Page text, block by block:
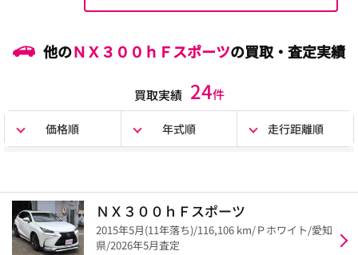
他のＮＸ３００ｈＦスポーツの買取・査定実績
買取実績 24件
価格順 年式順 走行距離順
ＮＸ３００ｈＦスポーツ
2015年5月(11年落ち)/116,106 km/Ｐホワイト/愛知
県/2026年5月査定